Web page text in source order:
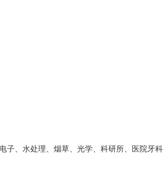
、水处理、烟草、光学、科研所、医院牙